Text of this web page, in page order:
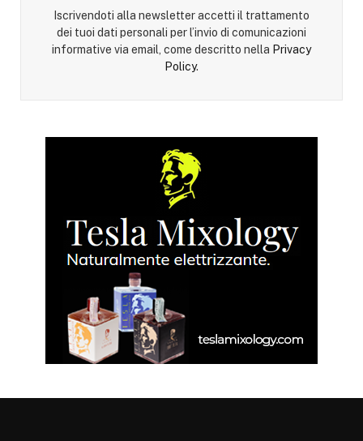
Iscrivendoti alla newsletter accetti il trattamento
dei tuoi dati personali per l’invio di comunicazioni
informative via email, come descritto nella Privacy
Policy.